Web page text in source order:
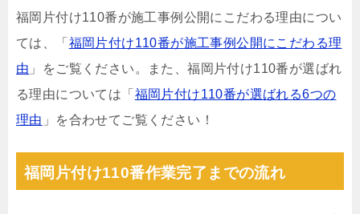
福岡片付け110番が施工事例公開にこだわる理由につい
ては、「 福岡片付け110番が施工事例公開にこだわる理
由 」をご覧ください。また、福岡片付け110番が選ばれ
る理由については「 福岡片付け110番が選ばれる6つの
理由 」を合わせてご覧ください！
福岡片付け110番作業完了までの流れ